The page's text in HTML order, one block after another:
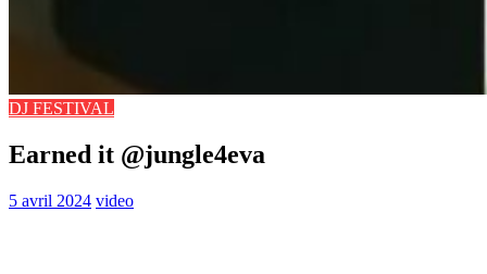
DJ FESTIVAL
Earned it @jungle4eva
5 avril 2024 video